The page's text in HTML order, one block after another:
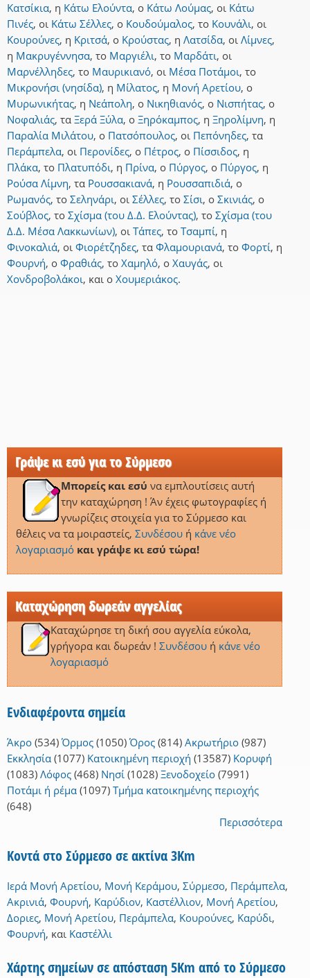
Κατσίκια, η Κάτω Ελούντα, ο Κάτω Λούμας, οι Κάτω
Πινές, οι Κάτω Σέλλες, ο Κουδούμαλος, το Κουνάλι, οι
Κουρούνες, η Κριτσά, ο Κρούστας, η Λατσίδα, οι Λίμνες,
η Μακρυγέννησα, το Μαργιέλι, το Μαρδάτι, οι
Μαρνέλληδες, το Μαυρικιανό, οι Μέσα Ποτάμοι, το
Μικρονήσι (νησίδα), η Μίλατος, η Μονή Αρετίου, ο
Μυρωνικήτας, η Νεάπολη, ο Νικηθιανός, ο Νισπήτας, ο
Νοφαλιάς, τα Ξερά Ξύλα, ο Ξηρόκαμπος, η Ξηρολίμνη, η
Παραλία Μιλάτου, ο Πατσόπουλος, οι Πεπόνηδες, τα
Περάμπελα, οι Περονίδες, ο Πέτρος, ο Πίσσιδος, η
Πλάκα, το Πλατυπόδι, η Πρίνα, ο Πύργος, ο Πύργος, η
Ρούσα Λίμνη, τα Ρουσσακιανά, η Ρουσσαπιδιά, ο
Ρωμανός, το Σεληνάρι, οι Σέλλες, το Σίσι, ο Σκινιάς, ο
Σούβλος, το Σχίσμα (του Δ.Δ. Ελούντας), το Σχίσμα (του
Δ.Δ. Μέσα Λακκωνίων), οι Τάπες, το Τσαμπί, η
Φινοκαλιά, οι Φιορέτζηδες, τα Φλαμουριανά, το Φορτί, η
Φουρνή, ο Φραθιάς, το Χαμηλό, ο Χαυγάς, οι
Χονδροβολάκοι, και ο Χουμεριάκος.
Γράψε κι εσύ για το Σύρμεσο
Μπορείς και εσύ να εμπλουτίσεις αυτή
την καταχώρηση ! Άν έχεις φωτογραφίες ή
γνωρίζεις στοιχεία για το Σύρμεσο και
θέλεις να τα μοιραστείς, Συνδέσουή κάνε νέο
λογαριασμό και γράψε κι εσύ τώρα!
Καταχώρηση δωρεάν αγγελίας
Καταχώρησε τη δική σου αγγελία εύκολα,
γρήγορα και δωρεάν ! Συνδέσουή κάνε νέο
λογαριασμό
Ενδιαφέροντα σημεία
Άκρο (534) Όρμος (1050) Όρος (814) Ακρωτήριο (987)
Εκκλησία (1077) Κατοικημένη περιοχή (13587) Κορυφή
(1083) Λόφος (468) Νησί (1028) Ξενοδοχείο (7991)
Ποτάμι ή ρέμα (1097) Τμήμα κατοικημένης περιοχής
(648)
Περισσότερα
Κοντά στο Σύρμεσο σε ακτίνα 3Km
Ιερά Μονή Αρετίου, Μονή Κεράμου, Σύρμεσο, Περάμπελα,
Ακρινιά, Φουρνή, Καρύδιον, Καστέλλιον, Μονή Αρετίου,
Δοριες, Μονή Αρετίου, Περάμπελα, Κουρούνες, Καρύδι,
Φουρνή, και Καστέλλι
Χάρτης σημείων σε απόσταση 5Km από το Σύρμεσο